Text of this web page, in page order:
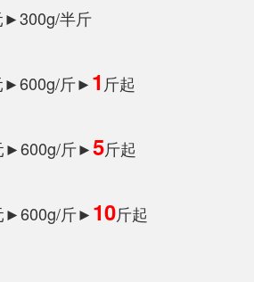
►300g/半斤
►600g/斤►1 斤起
►600g/斤►5斤起
►600g/斤►10斤起